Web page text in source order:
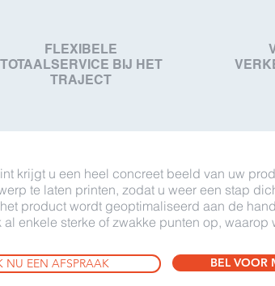
FLEXIBELE
TOTAALSERVICE BIJ HET
TRAJECT
krijgt u een heel concreet beeld van uw
te laten printen, zodat u weer een stap
product wordt geoptimaliseerd aan de
al enkele sterke of zwakke punten op,
NU EEN AFSPRAAK BEL VOOR